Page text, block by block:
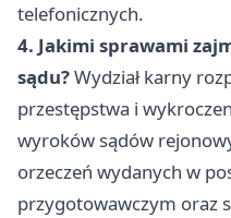
telefonicznych.
4. Jakimi sprawami
sądu?Wydział karny
przestępstwa i
wyroków sądów
orzeczeń wydanych w
przygotowawczym oraz